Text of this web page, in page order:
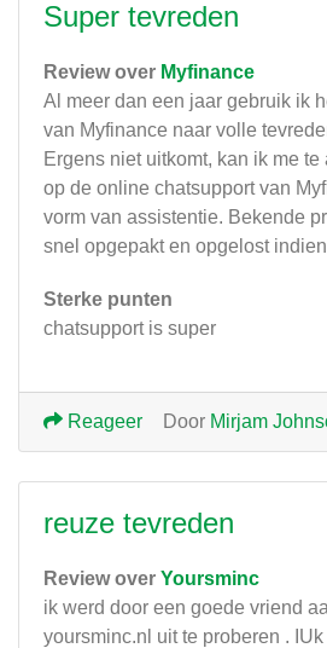
Super tevreden
Review over Myfinance
Al meer dan een jaar gebruik ik
van Myfinance naar volle
Ergens niet uitkomt, kan ik me
op de online chatsupport van
vorm van assistentie. Bekende
snel opgepakt en opgelost
Sterke punten
chatsupport is super
Door Mirjam
Reageer
reuze tevreden
Review over Yoursminc
ik werd door een goede vriend
yoursminc.nl uit te proberen .